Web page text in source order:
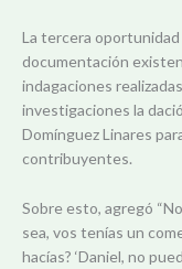
La tercera
documentación
indagaciones
investigaciones la
Domínguez Linares
contribuyentes.
Sobre esto, agregó
sea, vos tenías un
hacías? ‘Daniel, no